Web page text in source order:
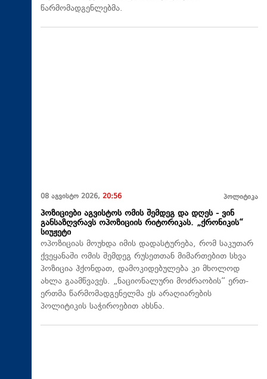
წარმომადგენლებმა.
08 აგვისტო 2026, 20:56 პოლიტიკა
პოზიციები აგვისტოს ომის შემდეგ და დღეს - ვინ
განსაზღვრავს ოპოზიციის რიტორიკას. „ქრონიკის“
სიუჟეტი
ოპოზიციას მოუხდა იმის დადასტურება, რომ საკუთარ
ქვეყანაში ომის შემდეგ რუსეთთან მიმართებით სხვა
პოზიცია ჰქონდათ, დამოკიდებულება კი მხოლოდ
ახლა გაამწვავეს. „ნაციონალური მოძრაობის“ ერთ-
ერთმა წარმომადგენელმა ეს არაღიარების
პოლიტიკის საჭიროებით ახსნა.